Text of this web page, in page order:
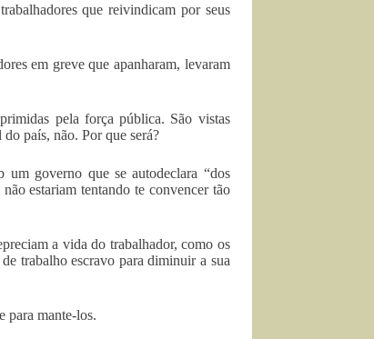
que reivindicam por seus
em greve que apanharam, levaram
pela força pública. São vistas
país, não. Por que será?
um governo que se autodeclara “dos
estariam tentando te convencer tão
a vida do trabalhador, como os
trabalho escravo para diminuir a sua
para mante-los.